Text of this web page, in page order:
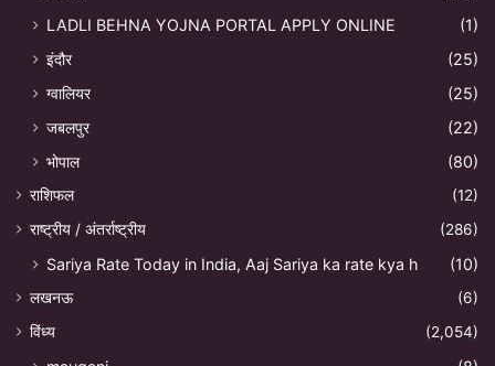
LADLI BEHNA YOJNA PORTAL APPLY ONLINE
(1)
इंदौर
(25)
ग्वालियर
(25)
जबलपुर
(22)
भोपाल
(80)
राशिफल
(12)
राष्ट्रीय / अंतर्राष्ट्रीय
(286)
Sariya Rate Today in India, Aaj Sariya ka rate kya h (10)
लखनऊ
(6)
विंध्य
(2,054)